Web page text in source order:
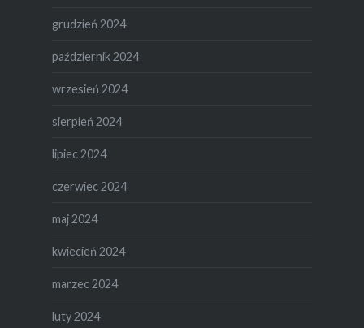
grudzień 2024
październik 2024
wrzesień 2024
sierpień 2024
lipiec 2024
czerwiec 2024
maj 2024
kwiecień 2024
marzec 2024
luty 2024